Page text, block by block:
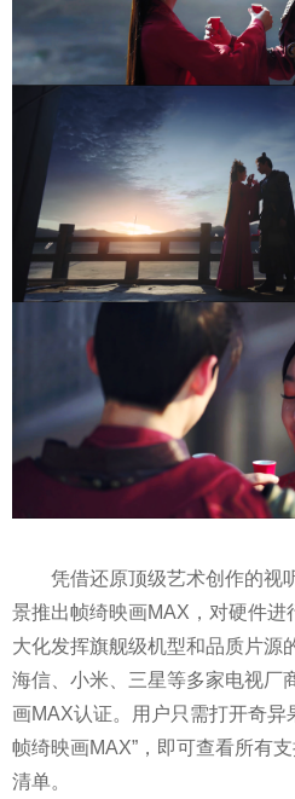
凭借还原顶级艺术创作的视
景推出帧绮映画MAX，对硬件进
大化发挥旗舰级机型和品质片源
海信、小米、三星等多家电视厂
画MAX认证。用户只需打开奇异
帧绮映画MAX”，即可查看所有
清单。